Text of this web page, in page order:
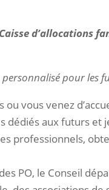
d’allocations
pour les
vous venez
dédiés aux futurs et
professionnels,
PO, le Conseil